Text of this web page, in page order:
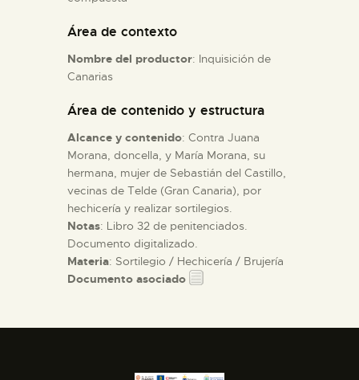
ESPAÑOL
Área de contexto
Nombre del productor: Inquisición de
Canarias
Área de contenido y estructura
Alcance y contenido: Contra Juana
Morana, doncella, y María Morana, su
hermana, mujer de Sebastián del Castillo,
vecinas de Telde (Gran Canaria), por
hechicería y realizar sortilegios.
Notas: Libro 32 de penitenciados.
Documento digitalizado.
Materia: Sortilegio / Hechicería / Brujería
Documento asociado